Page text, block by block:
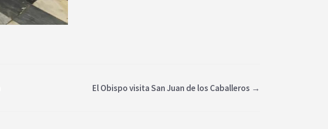
El Obispo visita San Juan de los Caballeros →